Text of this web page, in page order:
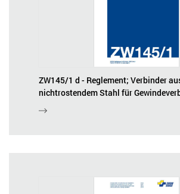
ZW145/1 d - Reglement; Verbinder
nichtrostendem Stahl für